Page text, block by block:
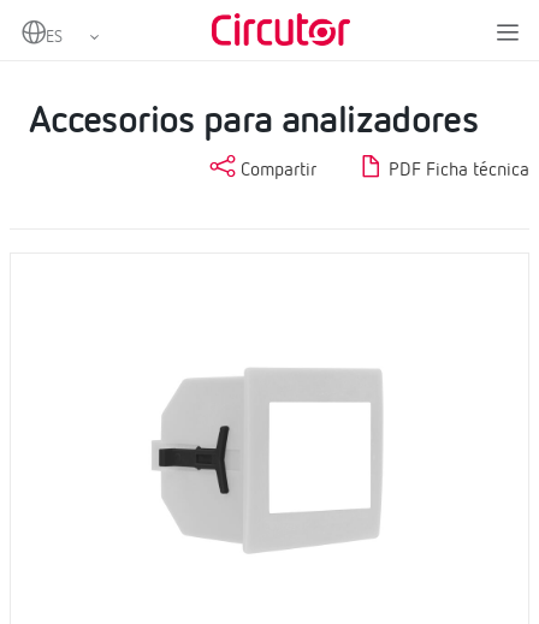
Home Medida y control
Analizadores de redes fijos
Accesorios para analizadores
Compartir PDF Ficha técnica